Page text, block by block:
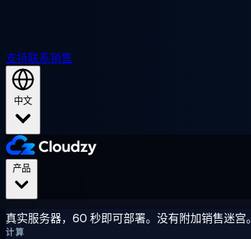
支持联系销售
中文
真实服务器，60 秒即可部署。没有附加销售迷宫。
计算